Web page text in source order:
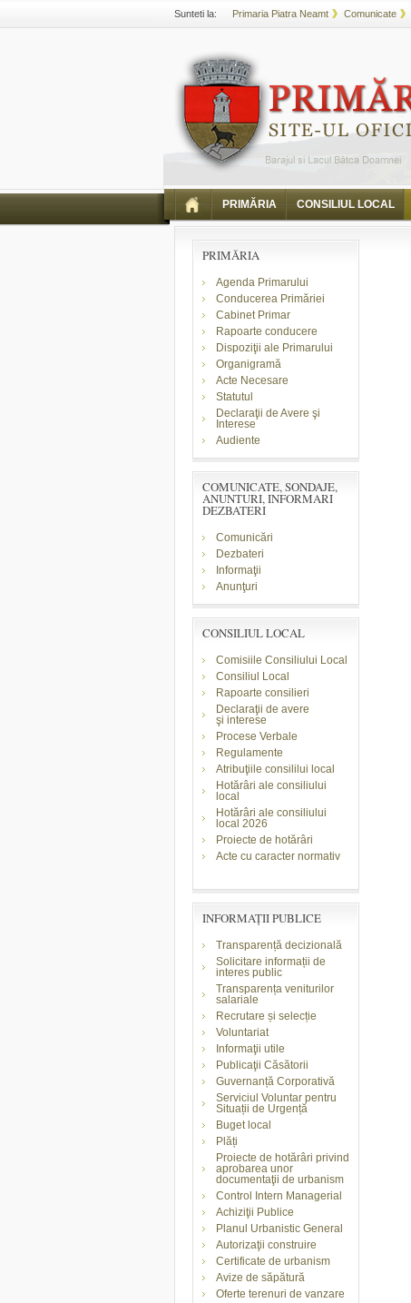
Sunteti la: Primaria Piatra Neamt Comunicate
PRIMĂRIA CONSILIUL LOCAL
PRIMĂRIA
Agenda Primarului
Conducerea Primăriei
Cabinet Primar
Rapoarte conducere
Dispoziţii ale Primarului
Organigramă
Acte Necesare
Statutul
Declaraţii de Avere şi
Interese
Audiente
COMUNICATE, SONDAJE,
ANUNTURI, INFORMARI
DEZBATERI
Comunicări
Dezbateri
Informaţii
Anunţuri
CONSILIUL LOCAL
Comisiile Consiliului Local
Consiliul Local
Rapoarte consilieri
Declaraţii de avere
şi interese
Procese Verbale
Regulamente
Atribuţiile consililui local
Hotărâri ale consiliului
local
Hotărâri ale consiliului
local 2026
Proiecte de hotărâri
Acte cu caracter normativ
INFORMAŢII PUBLICE
Transparență decizională
Solicitare informații de
interes public
Transparența veniturilor
salariale
Recrutare și selecție
Voluntariat
Informaţii utile
Publicaţii Căsătorii
Guvernanță Corporativă
Serviciul Voluntar pentru
Situații de Urgență
Buget local
Plăți
Proiecte de hotărâri privind
aprobarea unor
documentaţii de urbanism
Control Intern Managerial
Achiziţii Publice
Planul Urbanistic General
Autorizaţii construire
Certificate de urbanism
Avize de săpătură
Oferte terenuri de vanzare